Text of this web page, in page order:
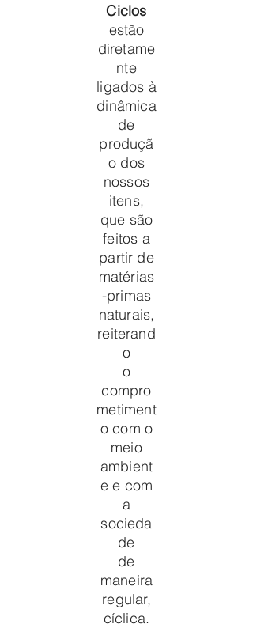
Ciclos
estão
diretame
nte
ligados à
dinâmica
de
produçã
o dos
nossos
itens,
que são
feitos a
partir de
matérias
-primas
naturais,
reiterand
o
o
compro
metiment
o com o
meio
ambient
e e com
a
socieda
de
de
maneira
regular,
cíclica.